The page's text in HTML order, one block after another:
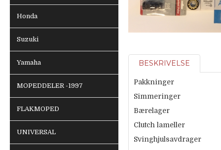
Honda
Suzuki
Yamaha
MOPEDDELER -1997
FLAKMOPED
UNIVERSAL
BESKRIVELSE
Pakkninger
Simmeringer
Bærelager
Clutch lameller
Svinghjulsavdrager